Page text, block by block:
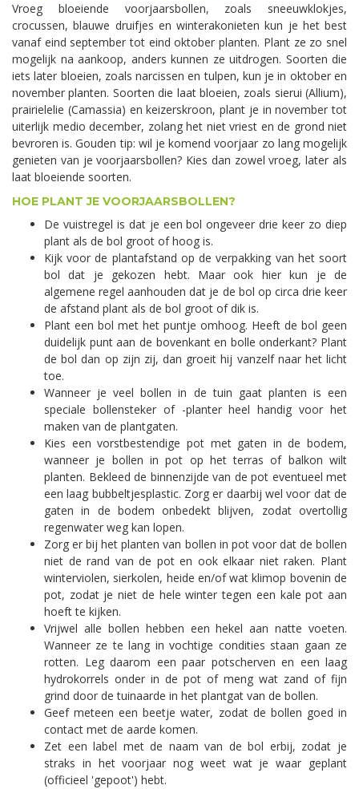
Vroeg bloeiende voorjaarsbollen, zoals sneeuwklokjes,
crocussen, blauwe druifjes en winterakonieten kun je het best
vanaf eind september tot eind oktober planten. Plant ze zo snel
mogelijk na aankoop, anders kunnen ze uitdrogen. Soorten die
iets later bloeien, zoals narcissen en tulpen, kun je in oktober en
november planten. Soorten die laat bloeien, zoals sierui (Allium),
prairielelie (Camassia) en keizerskroon, plant je in november tot
uiterlijk medio december, zolang het niet vriest en de grond niet
bevroren is. Gouden tip: wil je komend voorjaar zo lang mogelijk
genieten van je voorjaarsbollen? Kies dan zowel vroeg, later als
laat bloeiende soorten.
HOE PLANT JE VOORJAARSBOLLEN?
De vuistregel is dat je een bol ongeveer drie keer zo diep
plant als de bol groot of hoog is.
Kijk voor de plantafstand op de verpakking van het soort
bol dat je gekozen hebt. Maar ook hier kun je de
algemene regel aanhouden dat je de bol op circa drie keer
de afstand plant als de bol groot of dik is.
Plant een bol met het puntje omhoog. Heeft de bol geen
duidelijk punt aan de bovenkant en bolle onderkant? Plant
de bol dan op zijn zij, dan groeit hij vanzelf naar het licht
toe.
Wanneer je veel bollen in de tuin gaat planten is een
speciale bollensteker of -planter heel handig voor het
maken van de plantgaten.
Kies een vorstbestendige pot met gaten in de bodem,
wanneer je bollen in pot op het terras of balkon wilt
planten. Bekleed de binnenzijde van de pot eventueel met
een laag bubbeltjesplastic. Zorg er daarbij wel voor dat de
gaten in de bodem onbedekt blijven, zodat overtollig
regenwater weg kan lopen.
Zorg er bij het planten van bollen in pot voor dat de bollen
niet de rand van de pot en ook elkaar niet raken. Plant
winterviolen, sierkolen, heide en/of wat klimop bovenin de
pot, zodat je niet de hele winter tegen een kale pot aan
hoeft te kijken.
Vrijwel alle bollen hebben een hekel aan natte voeten.
Wanneer ze te lang in vochtige condities staan gaan ze
rotten. Leg daarom een paar potscherven en een laag
hydrokorrels onder in de pot of meng wat zand of fijn
grind door de tuinaarde in het plantgat van de bollen.
Geef meteen een beetje water, zodat de bollen goed in
contact met de aarde komen.
Zet een label met de naam van de bol erbij, zodat je
straks in het voorjaar nog weet wat je waar geplant
(officieel 'gepoot') hebt.